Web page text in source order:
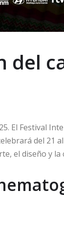
del
El Festival
del 21
el diseño y